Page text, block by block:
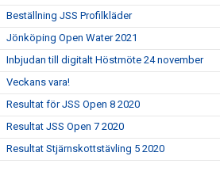
Beställning JSS Profilkläder
Jönköping Open Water 2021
Inbjudan till digitalt Höstmöte 24 november
Veckans vara!
Resultat för JSS Open 8 2020
Resultat JSS Open 7 2020
Resultat Stjärnskottstävling 5 2020